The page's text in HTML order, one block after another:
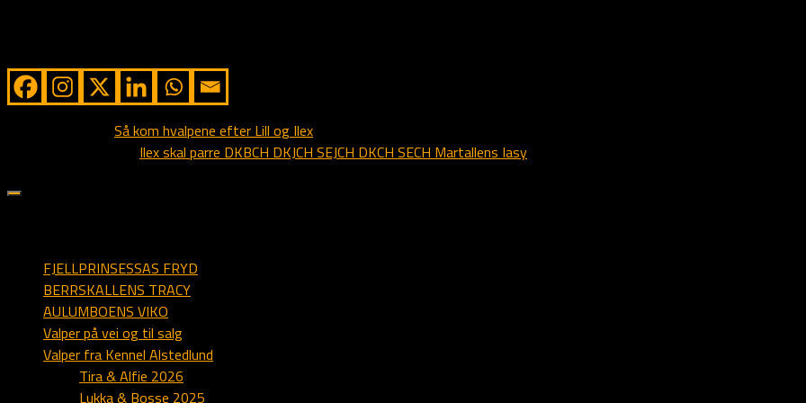
Så kom hvalpene efter Lill og Ilex
Ilex skal parre DKBCH DKJCH SEJCH DKCH SECH Martallens Iasy
FJELLPRINSESSAS FRYD
BERRSKALLENS TRACY
AULUMBOENS VIKO
Valper på vei og til salg
Valper fra Kennel Alstedlund
Tira & Alfie 2026
Lukka & Bosse 2025